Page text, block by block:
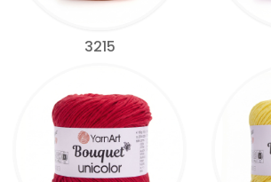
3215